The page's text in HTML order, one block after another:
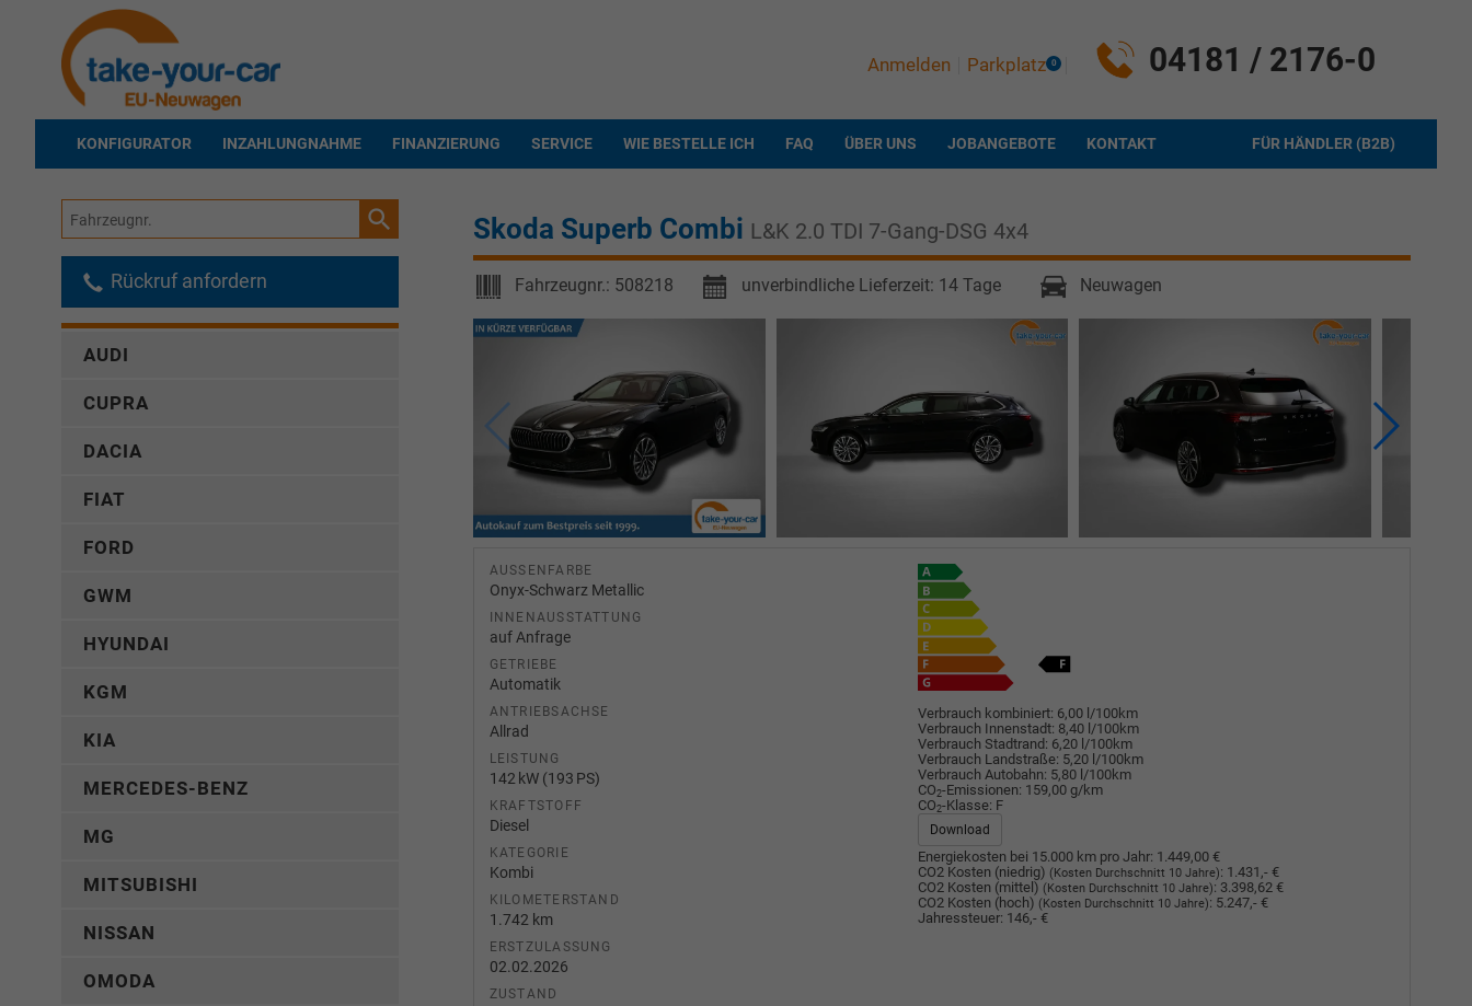
04181 / 2176-0
Anmelden Parkplatz 0
KONFIGURATOR INZAHLUNGNAHME FINANZIERUNG SERVICE WIE BESTELLE ICH FAQ ÜBER UNS JOBANGEBOTE FÜR HÄNDLER (B2B)
KONTAKT
Skoda Superb Combi L&K 2.0 TDI 7-Gang-DSG 4x4
Fahrzeugnr.: 508218 unverbindliche Lieferzeit: 14 Tage Neuwagen
AUSSENFARBE
Onyx-Schwarz Metallic
INNENAUSSTATTUNG
auf Anfrage
GETRIEBE
Automatik
ANTRIEBSACHSE
Allrad
LEISTUNG
142 kW (193 PS)
KRAFTSTOFF
Diesel
KATEGORIE
Kombi
KILOMETERSTAND
1.742 km
ERSTZULASSUNG
02.02.2026
ZUSTAND
Verbrauch kombiniert: 6,00 l/100km
Verbrauch Innenstadt: 8,40 l/100km
Verbrauch Stadtrand: 6,20 l/100km
Verbrauch Landstraße: 5,20 l/100km
Verbrauch Autobahn: 5,80 l/100km
CO2-Emissionen: 159,00 g/km
CO2-Klasse: F
Download
Energiekosten bei 15.000 km pro Jahr: 1.449,00 €
CO2 Kosten (niedrig) (Kosten Durchschnitt 10 Jahre): 1.431,- €
CO2 Kosten (mittel) (Kosten Durchschnitt 10 Jahre): 3.398,62 €
CO2 Kosten (hoch) (Kosten Durchschnitt 10 Jahre): 5.247,- €
Jahressteuer: 146,- €
Fahrzeugnr.
Rückruf anfordern
AUDI
CUPRA
DACIA
FIAT
FORD
GWM
HYUNDAI
KGM
KIA
MERCEDES-BENZ
MG
MITSUBISHI
NISSAN
OMODA